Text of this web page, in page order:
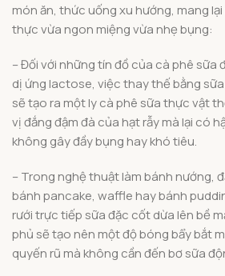
món ăn, thức uống xu hướng, mang
thực vừa ngon miệng vừa nhẹ bụng:
– Đối với những tín đồ của cà phê sữa
dị ứng lactose, việc thay thế bằng
sẽ tạo ra một ly cà phê sữa thực vật
vị đắng đậm đà của hạt rẫy mà lại có
không gây đầy bụng hay khó tiêu.
– Trong nghệ thuật làm bánh nướng,
bánh pancake, waffle hay bánh
rưới trực tiếp sữa đặc cốt dừa lên bề
phủ sẽ tạo nên một độ bóng bẩy bắt
quyến rũ mà không cần đến bơ sữa